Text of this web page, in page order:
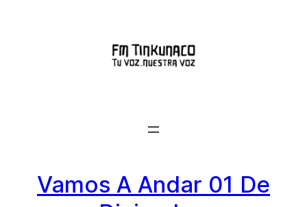
Vamos A Andar 01 De